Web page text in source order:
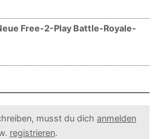
Free-2-Play Battle-Royale-
musst du dich anmelden
registrieren.